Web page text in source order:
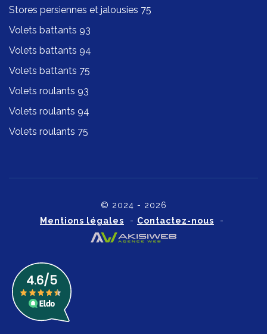
Stores persiennes et jalousies 75
Volets battants 93
Volets battants 94
Volets battants 75
Volets roulants 93
Volets roulants 94
Volets roulants 75
© 2024 - 2026
Mentions légales - Contactez-nous -